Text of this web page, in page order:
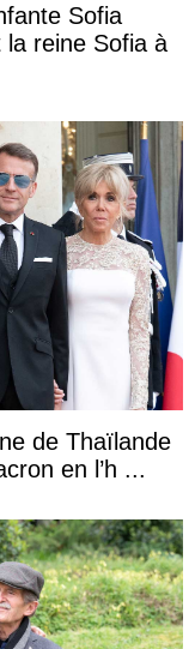
Sofia
reine Sofia à
de Thaïlande
en l’h ...